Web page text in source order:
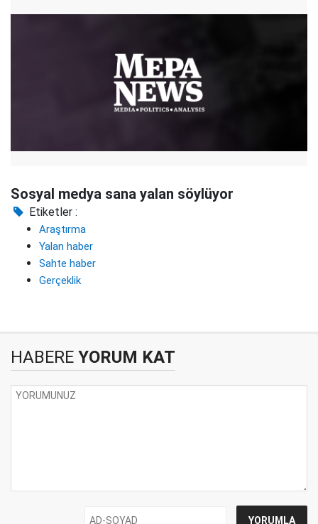
Sosyal medya sana yalan söylüyor
Etiketler :
Araştırma
Yalan haber
Sahte haber
Gerçeklik
HABERE YORUM KAT